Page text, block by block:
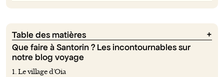
Table des matières
Que faire à Santorin ? Les incontournables sur
notre blog voyage
1. Le village d’Oia